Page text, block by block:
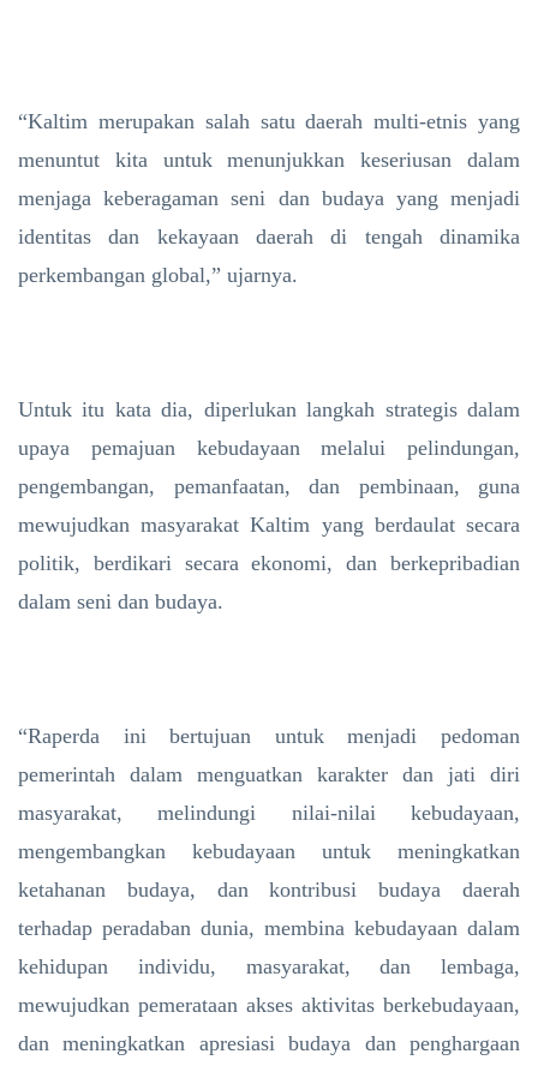
“Kaltim merupakan salah satu daerah multi-etnis yang
menuntut kita untuk menunjukkan keseriusan dalam
menjaga keberagaman seni dan budaya yang menjadi
identitas dan kekayaan daerah di tengah dinamika
perkembangan global,” ujarnya.
Untuk itu kata dia, diperlukan langkah strategis dalam
upaya pemajuan kebudayaan melalui pelindungan,
pengembangan, pemanfaatan, dan pembinaan, guna
mewujudkan masyarakat Kaltim yang berdaulat secara
politik, berdikari secara ekonomi, dan berkepribadian
dalam seni dan budaya.
“Raperda ini bertujuan untuk menjadi pedoman
pemerintah dalam menguatkan karakter dan jati diri
masyarakat, melindungi nilai-nilai kebudayaan,
mengembangkan kebudayaan untuk meningkatkan
ketahanan budaya, dan kontribusi budaya daerah
terhadap peradaban dunia, membina kebudayaan dalam
kehidupan individu, masyarakat, dan lembaga,
mewujudkan pemerataan akses aktivitas berkebudayaan,
dan meningkatkan apresiasi budaya dan penghargaan